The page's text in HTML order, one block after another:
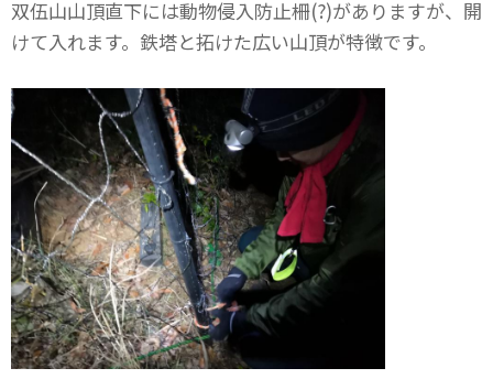
双伍山山頂直下には動物侵入防止柵(?)がありますが、開
けて入れます。鉄塔と拓けた広い山頂が特徴です。